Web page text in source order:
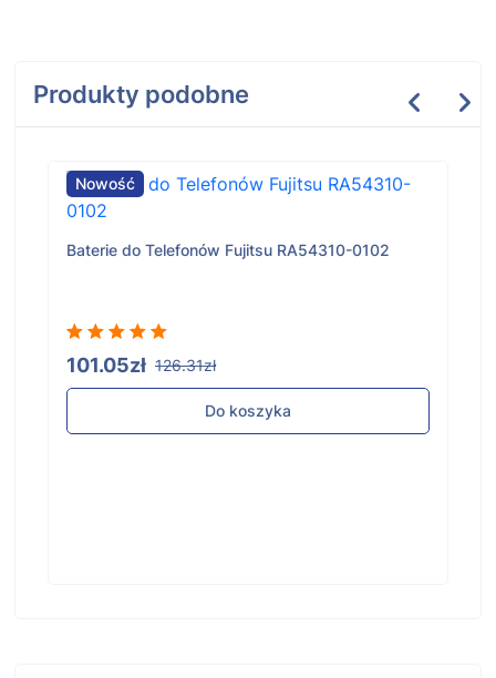
Produkty podobne
Nowość
Baterie do Telefonów Fujitsu RA54310-0102
101.05zł 126.31zł
Do koszyka